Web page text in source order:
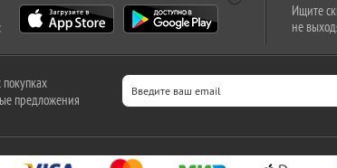
Ищите
не
предложения